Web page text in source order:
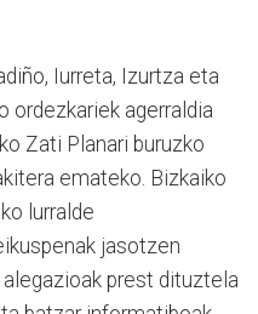
Iurreta, Izurtza eta
ordezkariek agerraldia
Zati Planari buruzko
emateko. Bizkaiko
lurralde
jasotzen
prest dituztela